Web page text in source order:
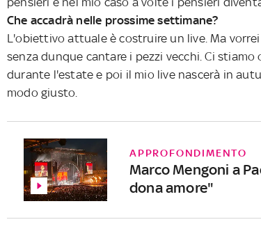
Che accadrà nelle prossime settimane?
L'obiettivo attuale è costruire un live. Ma
senza dunque cantare i pezzi vecchi. Ci
durante l'estate e poi il mio live nascerà in
modo giusto.
APPROFONDIMENTO
Marco Mengoni a
dona amore"